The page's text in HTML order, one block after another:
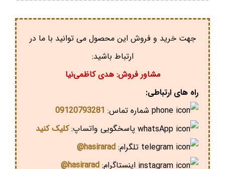
جهت خرید و فروش این محصول می توانید با ما در
ارتباط باشید:
مشاور فروش: هدی کاظمی‌نیا
راه های ارتباطی:
شماره تماس: 09120793281
پاسخگویی واتساپ:کلیک کنید
تلگرام: hasirarad@
اینستاگرام: hasirarad@